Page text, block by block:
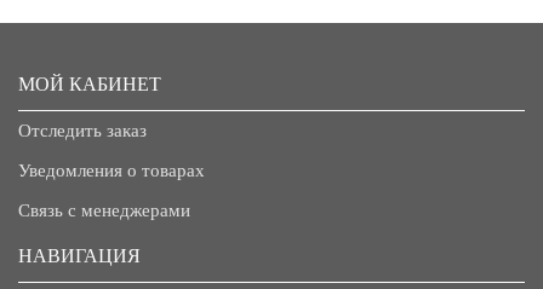
МОЙ КАБИНЕТ
Отследить заказ
Уведомления о товарах
Связь с менеджерами
НАВИГАЦИЯ